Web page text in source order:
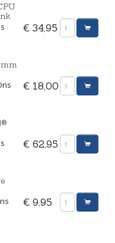
€ 34,95
€ 18,00
€ 62,95
€ 9,95